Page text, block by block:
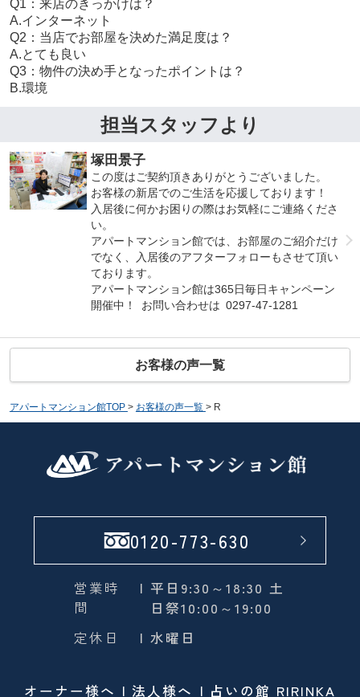
Q1：来店のきっかけは？
A.インターネット
Q2：当店でお部屋を決めた満足度は？
A.とても良い
Q3：物件の決め手となったポイントは？
B.環境
担当スタッフより
塚田景子
この度はご契約頂きありがとうございました。
お客様の新居でのご生活を応援しております！
入居後に何かお困りの際はお気軽にご連絡くださ
い。
アパートマンション館では、お部屋のご紹介だけ
でなく、入居後のアフターフォローもさせて頂い
ております。
アパートマンション館は365日毎日キャンペーン
開催中！ お問い合わせは 0297-47-1281
お客様の声一覧
アパートマンション館TOP > お客様の声一覧 > R
0120-773-630
営業時
間
| 平日9:30～18:30 土
日祭10:00～19:00
定休日
| 水曜日
オーナー様へ 法人様へ 占いの館 RIRINKA